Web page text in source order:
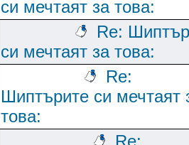
си мечтаят за това:
Re:
си мечтаят за това:
Re:
Шиптърите си мечтаят
това:
Re: